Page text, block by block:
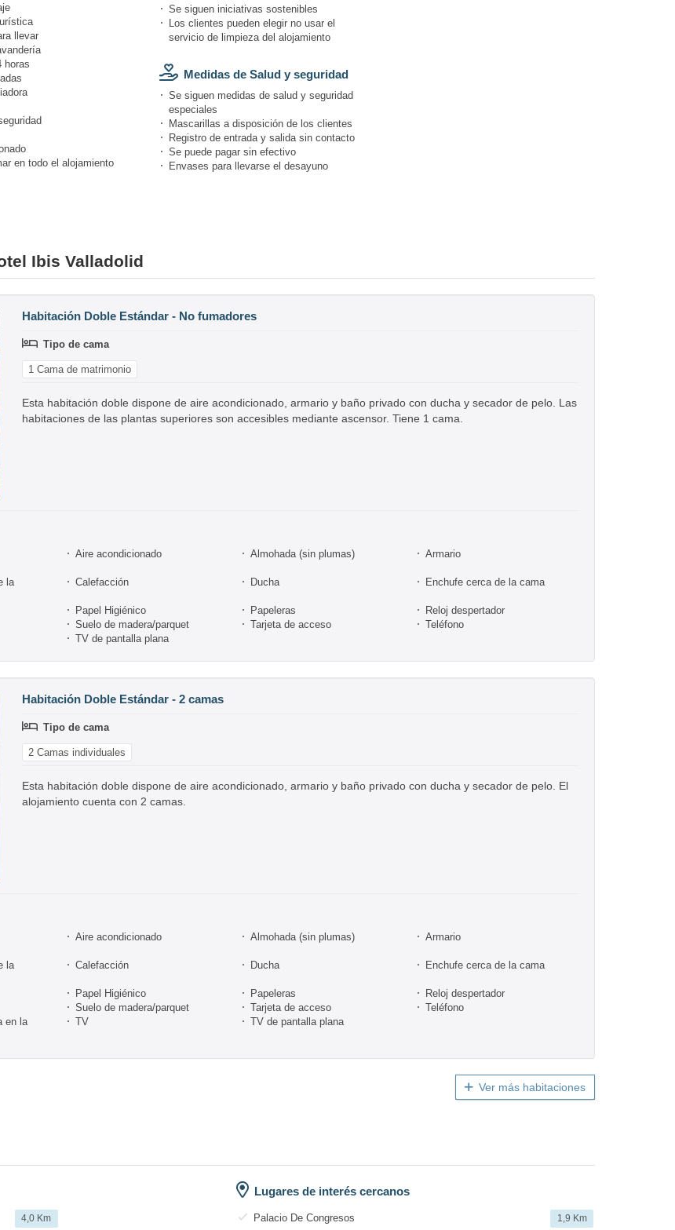
llevar
horas
en todo el alojamiento
Se siguen iniciativas sostenibles
Los clientes pueden elegir no usar el
servicio de limpieza del alojamiento
Medidas de Salud y seguridad
Se siguen medidas de salud y seguridad
especiales
Mascarillas a disposición de los clientes
Registro de entrada y salida sin contacto
Se puede pagar sin efectivo
Envases para llevarse el desayuno
Ibis Valladolid
Habitación Doble Estándar - No fumadores
Tipo de cama
1 Cama de matrimonio
Esta habitación doble dispone de aire acondicionado, armario y baño privado con ducha y secador de pelo. Las
habitaciones de las plantas superiores son accesibles mediante ascensor. Tiene 1 cama.
Aire acondicionado Almohada (sin plumas) Armario
la
Calefacción Ducha Enchufe cerca de la cama
Papel Higiénico Papeleras
Reloj despertador
Suelo de madera/parquet Tarjeta de acceso
Teléfono
TV de pantalla plana
Habitación Doble Estándar - 2 camas
Tipo de cama
2 Camas individuales
Esta habitación doble dispone de aire acondicionado, armario y baño privado con ducha y secador de pelo. El
alojamiento cuenta con 2 camas.
Aire acondicionado Almohada (sin plumas) Armario
la
Calefacción Ducha Enchufe cerca de la cama
Papel Higiénico Papeleras
Reloj despertador
Suelo de madera/parquet Tarjeta de acceso
Teléfono
en la
TV TV de pantalla plana
Ver más habitaciones
4,0 Km
Lugares de interés cercanos
Palacio De Congresos 1,9 Km